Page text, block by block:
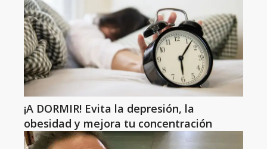
¡A DORMIR! Evita la depresión, la
obesidad y mejora tu concentración